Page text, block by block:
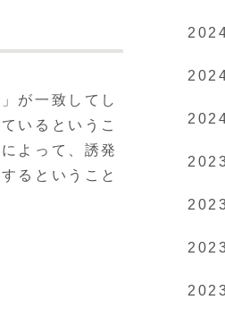
が一致してし
いるというこ
よって、誘発
るということ